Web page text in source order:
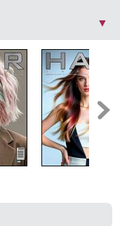
▼
Dowiedz się więcej o